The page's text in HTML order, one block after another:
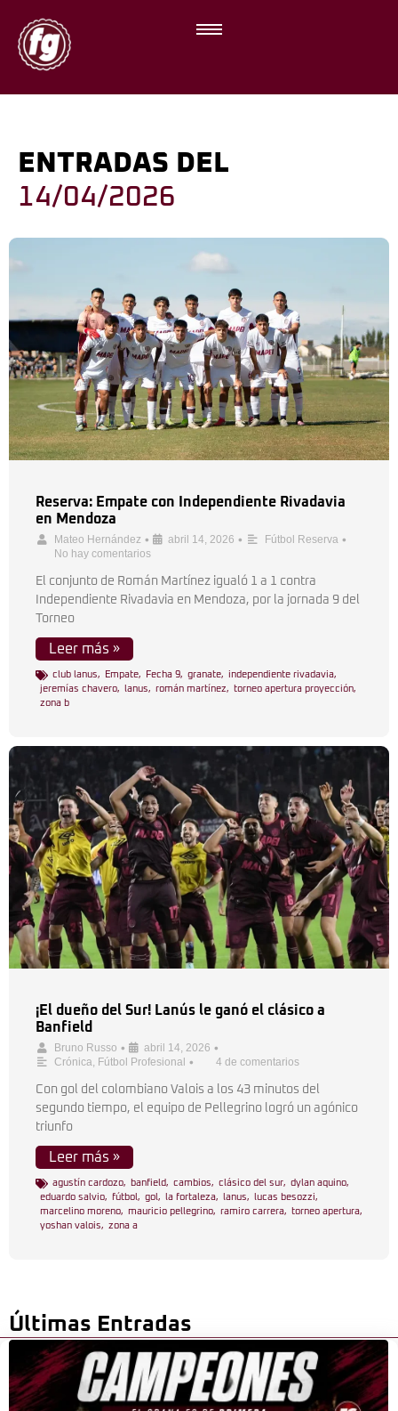
ENTRADAS DEL
14/04/2026
Reserva: Empate con Independiente Rivadavia
en Mendoza
Mateo Hernández • abril 14, 2026 • Fútbol Reserva •
No hay comentarios
El conjunto de Román Martínez igualó 1 a 1 contra
Independiente Rivadavia en Mendoza, por la jornada 9 del
Torneo
Leer más »
club lanus, Empate, Fecha 9, granate, independiente rivadavia,
jeremías chavero, lanus, román martínez, torneo apertura proyección,
zona b
¡El dueño del Sur! Lanús le ganó el clásico a
Banfield
Bruno Russo • abril 14, 2026 •
Crónica, Fútbol Profesional • 4 de comentarios
Con gol del colombiano Valois a los 43 minutos del
segundo tiempo, el equipo de Pellegrino logró un agónico
triunfo
Leer más »
agustín cardozo, banfield, cambios, clásico del sur, dylan aquino,
eduardo salvio, fútbol , gol , la fortaleza, lanus, lucas besozzi,
marcelino moreno, mauricio pellegrino, ramiro carrera, torneo apertura,
yoshan valois, zona a
Últimas Entradas